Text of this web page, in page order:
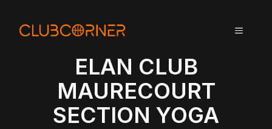
MENU
ELAN CLUB
MAURECOURT
SECTION YOGA